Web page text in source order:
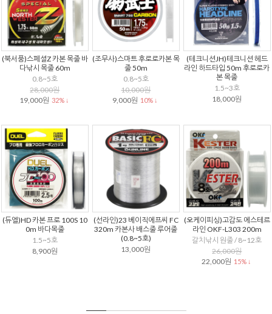
(북서풍)스페셜Z 카본 목줄 바
다낚시 목줄 60m
0.8~5호
28,000원
19,000원 32% ↓
(조무사)스마트 후로로카본 목
줄 50m
0.8~5호
10,000원
9,000원 10% ↓
(테크니션JH)테크니션 헤드
라인 하드타입 50m 후로로카
본 목줄
1.5~3호
18,000원
(듀엘)HD 카본 프로 100S 10
0m 바다목줄
1.5~5호
8,900원
(선라인)23 베이직에프씨 FC
320m 카본사 배스줄 루어줄
(0.8~5호)
13,000원
(오케이피싱)고감도 에스테르
라인 OKF-L303 200m
갈치낚시 원줄 / 8~12호
26,000원
22,000원 15% ↓